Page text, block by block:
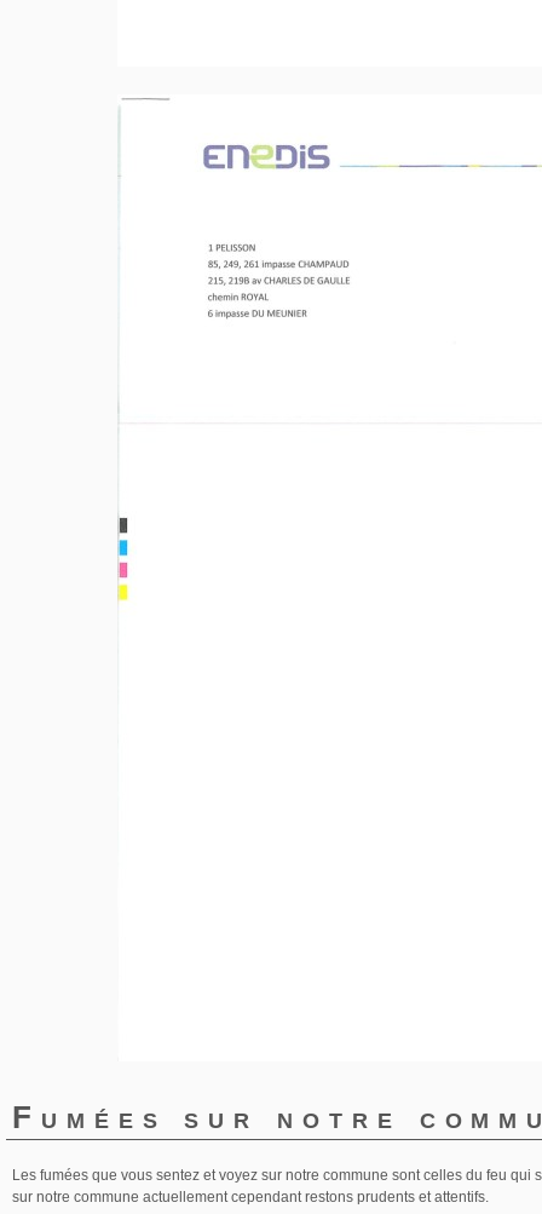
Fumées sur notre
Les fumées que vous sentez et voyez sur notre commune sont celles du feu qui
sur notre commune actuellement cependant restons prudents et attentifs.